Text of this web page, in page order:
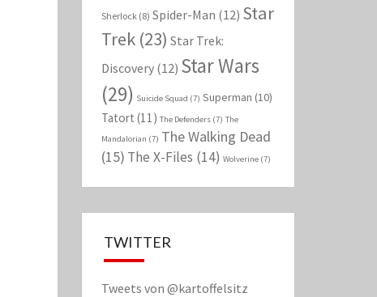
Sherlock(8) Spider-Man (12) Star
Trek(23) Star Trek:
Discovery(12) Star Wars
(29) Suicide Squad (7) Superman (10)
Tatort (11) The Defenders(7) The
Mandalorian (7) The Walking Dead
(15) The X-Files (14) Wolverine(7)
TWITTER
Tweets von @kartoffelsitz